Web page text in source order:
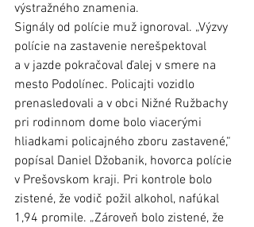
výstražného znamenia.
Signály od polície muž ignoroval. „Výzvy
polície na zastavenie nerešpektoval
a v jazde pokračoval ďalej v smere na
mesto Podolínec. Policajti vozidlo
prenasledovali a v obci Nižné Ružbachy
pri rodinnom dome bolo viacerými
hliadkami policajného zboru zastavené,“
popísal Daniel Džobanik, hovorca polície
v Prešovskom kraji. Pri kontrole bolo
zistené, že vodič požil alkohol, nafúkal
1,94 promile. „Zároveň bolo zistené, že